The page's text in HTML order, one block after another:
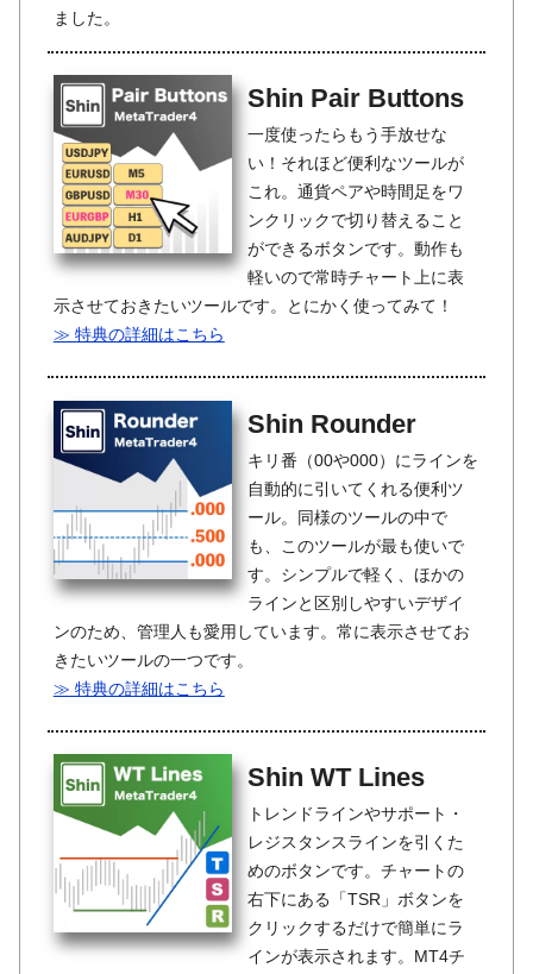
ました。
Shin Pair Buttons
一度使ったらもう手放せな
い！それほど便利なツールが
これ。通貨ペアや時間足をワ
ンクリックで切り替えること
ができるボタンです。動作も
軽いので常時チャート上に表
示させておきたいツールです。とにかく使ってみて！
≫ 特典の詳細はこちら
Shin Rounder
キリ番（00や000）にラインを
自動的に引いてくれる便利ツ
ール。同様のツールの中で
も、このツールが最も使いで
す。シンプルで軽く、ほかの
ラインと区別しやすいデザイ
ンのため、管理人も愛用しています。常に表示させてお
きたいツールの一つです。
≫ 特典の詳細はこちら
Shin WT Lines
トレンドラインやサポート・
レジスタンスラインを引くた
めのボタンです。チャートの
右下にある「TSR」ボタンを
クリックするだけで簡単にラ
インが表示されます。MT4チ